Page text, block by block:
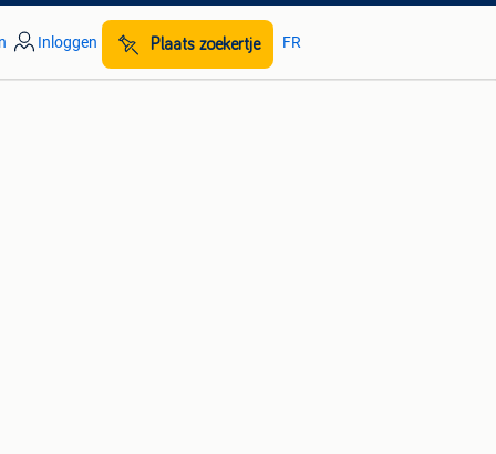
Inloggen Plaats zoekertje FR